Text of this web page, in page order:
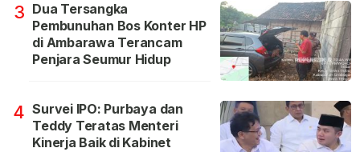
3 Dua Tersangka
Pembunuhan Bos Konter HP
di Ambarawa Terancam
Penjara Seumur Hidup
4 Survei IPO: Purbaya dan
Teddy Teratas Menteri
Kinerja Baik di Kabinet